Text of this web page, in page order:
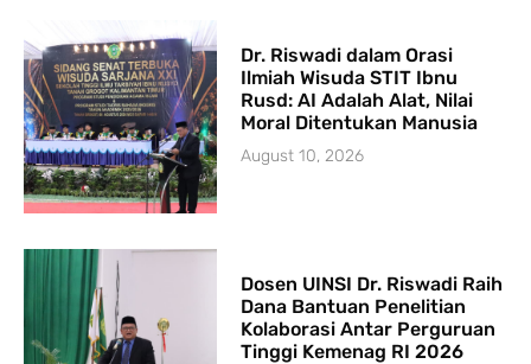
Dr. Riswadi dalam Orasi
Ilmiah Wisuda STIT Ibnu
Rusd: AI Adalah Alat, Nilai
Moral Ditentukan Manusia
August 10, 2026
Dosen UINSI Dr. Riswadi Raih
Dana Bantuan Penelitian
Kolaborasi Antar Perguruan
Tinggi Kemenag RI 2026